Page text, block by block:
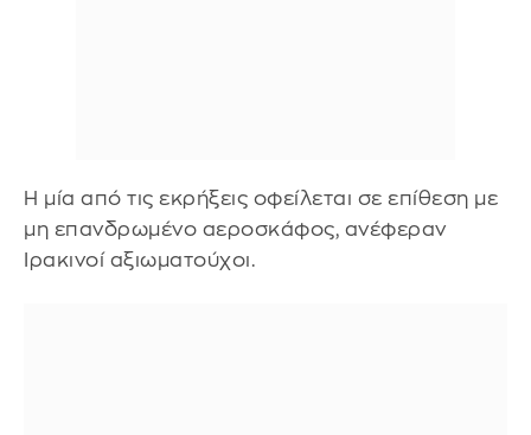
Η μία από τις εκρήξεις οφείλεται σε επίθεση με
μη επανδρωμένο αεροσκάφος, ανέφεραν
Ιρακινοί αξιωματούχοι.